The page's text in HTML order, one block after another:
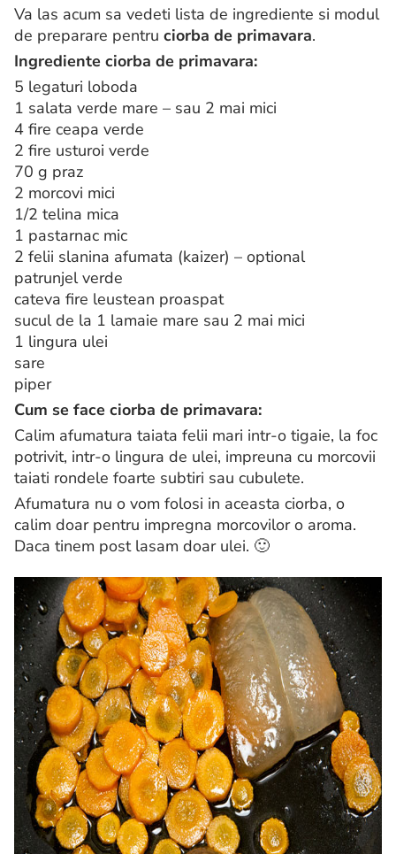
Va las acum sa vedeti lista de ingrediente si modul
de preparare pentru ciorba de primavara.
Ingrediente ciorba de primavara:
5 legaturi loboda
1 salata verde mare – sau 2 mai mici
4 fire ceapa verde
2 fire usturoi verde
70 g praz
2 morcovi mici
1/2 telina mica
1 pastarnac mic
2 felii slanina afumata (kaizer) – optional
patrunjel verde
cateva fire leustean proaspat
sucul de la 1 lamaie mare sau 2 mai mici
1 lingura ulei
sare
piper
Cum se face ciorba de primavara:
Calim afumatura taiata felii mari intr-o tigaie, la foc
potrivit, intr-o lingura de ulei, impreuna cu morcovii
taiati rondele foarte subtiri sau cubulete.
Afumatura nu o vom folosi in aceasta ciorba, o
calim doar pentru impregna morcovilor o aroma.
Daca tinem post lasam doar ulei. 🙂